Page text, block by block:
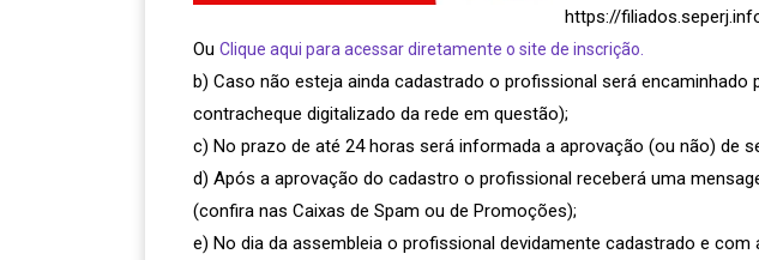
https://
Ou Clique aqui para acessar diretamente o site de inscrição.
b) Caso não esteja ainda cadastrado o profissional será
contracheque digitalizado da rede em questão);
c) No prazo de até 24 horas será informada a aprovação (ou não) de
d) Após a aprovação do cadastro o profissional receberá uma
(confira nas Caixas de Spam ou de Promoções);
e) No dia da assembleia o profissional devidamente cadastrado e